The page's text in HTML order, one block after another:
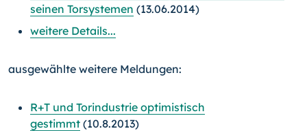
seinen Torsystemen (13.06.2014)
weitere Details...
ausgewählte weitere Meldungen:
R+T und Torindustrie optimistisch
gestimmt (10.8.2013)